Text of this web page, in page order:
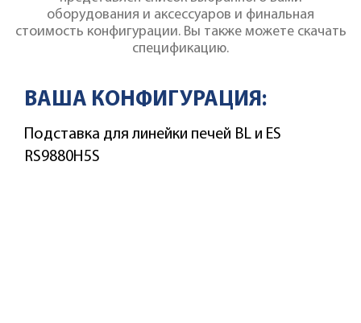
оборудования и аксессуаров и финальная
стоимость конфигурации. Вы также можете скачать
спецификацию.
ВАША КОНФИГУРАЦИЯ:
Подставка для линейки печей BL и ES
RS9880H5S